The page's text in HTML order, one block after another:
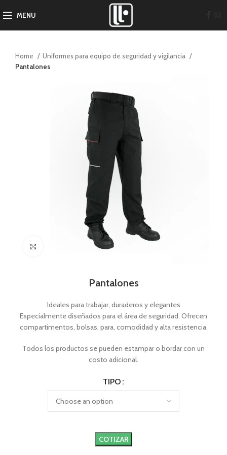
MENU
Home
Uniformes para equipo de seguridad y vigilancia
Pantalones
Pantalones
Ideales para trabajar, duraderos y elegantes
Especialmente diseñados para el área de seguridad. Ofrecen
compartimentos, bolsas, para, comodidad y alta resistencia.
Todos los productos se pueden estampar o bordar con un
costo adicional.
TIPO
COTIZAR